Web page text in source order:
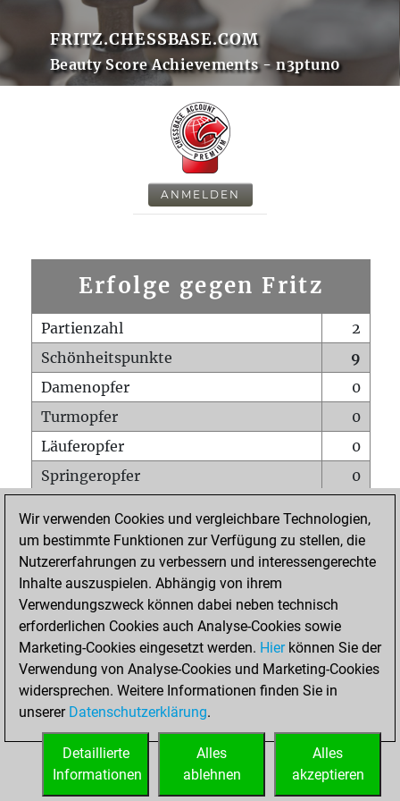
FRITZ.CHESSBASE.COM
Beauty Score Achievements - n3ptun0
ANMELDEN
Erfolge gegen Fritz
Partienzahl
2
Schönheitspunkte
9
Damenopfer
0
Turmopfer
0
Läuferopfer
0
Springeropfer
0
Matt auf vollem Brett
0
Bauer setzt Matt
0
Erstickte Matts
Unterverwandlungen
Türme auf der siebten
0
STARTSEITE
Wir verwenden Cookies und vergleichbare Technologien,
um bestimmte Funktionen zur Verfügung zu stellen, die
Nutzererfahrungen zu verbessern und interessengerechte
Inhalte auszuspielen. Abhängig von ihrem
Verwendungszweck können dabei neben technisch
erforderlichen Cookies auch Analyse-Cookies sowie
Marketing-Cookies eingesetzt werden. Hierkönnen Sie der
Verwendung von Analyse-Cookies und Marketing-Cookies
widersprechen. Weitere Informationen finden Sie in
unserer Datenschutzerklärung.
Alles
akzeptieren
Alles
ablehnen
Detaillierte
Informationen